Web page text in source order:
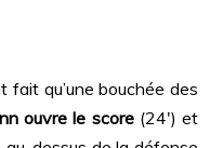
fait qu’une bouchée des
ouvre le score (24′) et